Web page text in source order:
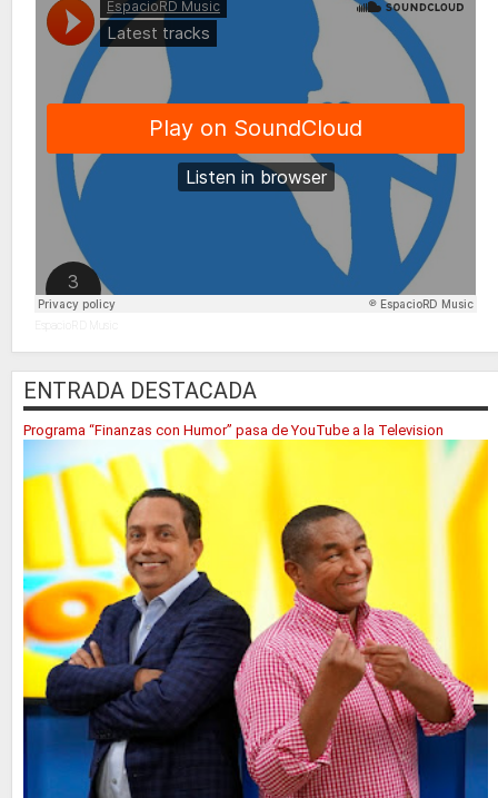
ENTRADA DESTACADA
Programa “Finanzas con Humor” pasa de YouTube a la Television